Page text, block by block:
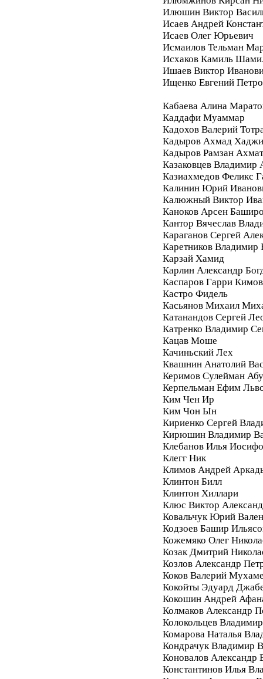
Илюшин Виктор
Исаев Андрей
Исаев Олег Юрьевич
Исмаилов Тельман
Исхаков Камиль
Ишаев Виктор
Ищенко Евгений
Кабаева Алина
Каддафи Муаммар
Кадохов Валерий
Кадыров Ахмад Хаджи
Кадыров Рамзан
Казаковцев Владимир
Казиахмедов Феликс
Калинин Юрий
Калюжный Виктор
Каноков Арсен
Кантор Вячеслав
Караганов Сергей
Каретников Владимир
Карзай Хамид
Карлин Александр
Каспаров Гарри
Кастро Фидель
Касьянов Михаил
Катанандов Сергей
Катренко Владимир
Кацав Моше
Качиньский Лех
Квашнин Анатолий
Керимов Сулейман
Керпельман Ефим
Ким Чен Ир
Ким Чон Ын
Кириенко Сергей
Кирюшин Владимир
Клебанов Илья
Клегг Ник
Климов Андрей
Клинтон Билл
Клинтон Хиллари
Клюс Виктор
Ковальчук Юрий
Кодзоев Башир
Кожемяко Олег
Козак Дмитрий
Козлов Александр
Коков Валерий
Кокойты Эдуард
Кокошин Андрей
Колмаков Александр
Колокольцев
Комарова Наталья
Кондрачук Владимир
Коновалов Александр
Константинов Илья